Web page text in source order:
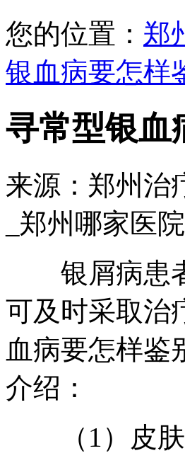
您的位置： 郑
银血病要怎样
寻常型银血
来源：郑州治
_郑州哪家医
银屑病患者
可及时采取治
血病要怎样鉴
介绍：
（1）皮肤